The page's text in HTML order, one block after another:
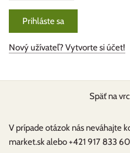
Nový užívateľ? Vytvorte si účet!
Späť na
V prípade otázok nás neváhajte
market.sk alebo +421 917 833